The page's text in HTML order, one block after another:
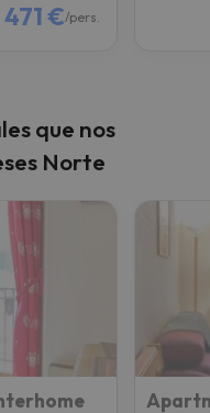
471 €/pers.
que nos
Norte